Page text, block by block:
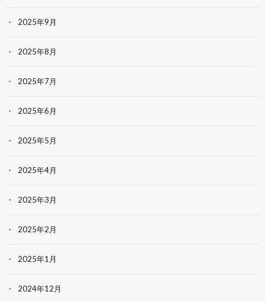
2025年9月
2025年8月
2025年7月
2025年6月
2025年5月
2025年4月
2025年3月
2025年2月
2025年1月
2024年12月